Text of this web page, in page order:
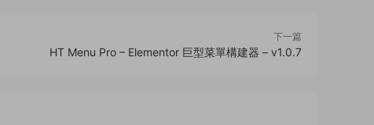
下一篇
HT Menu Pro – Elementor 巨型菜單構建器 – v1.0.7